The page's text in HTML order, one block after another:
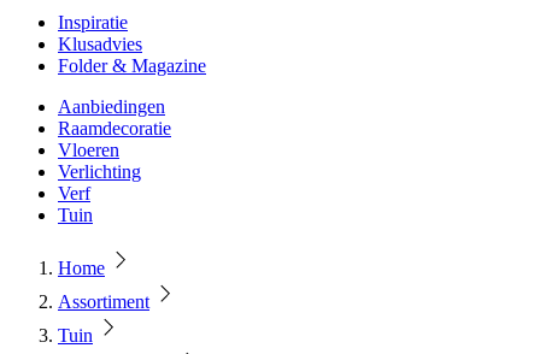
Inspiratie
Klusadvies
Folder & Magazine
Aanbiedingen
Raamdecoratie
Vloeren
Verlichting
Verf
Tuin
Home
Assortiment
Tuin